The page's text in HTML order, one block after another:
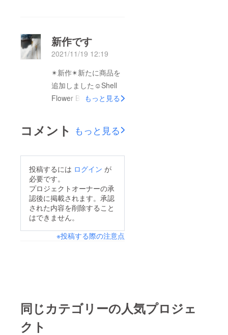
新作です
2021/11/19 12:19
✴︎新作✴︎新たに商品を
追加しました☺︎Shell
Flower BASE ページ
もっと見る
コメント もっと見る
投稿するには ログイン が
必要です。
プロジェクトオーナーの承
認後に掲載されます。承認
された内容を削除すること
はできません。
※投稿する際の注意点
同じカテゴリーの人気プロジェ
クト